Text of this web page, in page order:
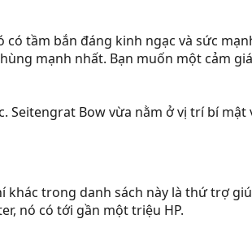
tầm bắn đáng kinh ngạc và sức
mạnh nhất. Bạn muốn một cảm
Bow vừa nằm ở vị trí bí mật
trong danh sách này là thứ trợ
nó có tới gần một triệu HP.